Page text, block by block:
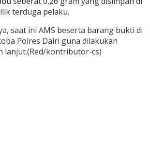
terduga pelaku.
saat ini AMS beserta barang bukti di
Polres Dairi guna dilakukan
lanjut.(Red/kontributor-cs)